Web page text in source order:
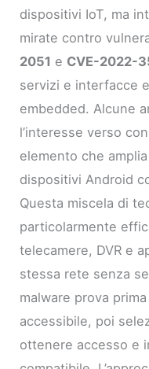
dispositivi IoT, ma
mirate contro
2051 e CVE-2022-
servizi e interfacce
embedded. Alcune
l’interesse verso
elemento che
dispositivi Android
Questa miscela di
particolarmente
telecamere, DVR e
stessa rete senza
malware prova
accessibile, poi
ottenere accesso e